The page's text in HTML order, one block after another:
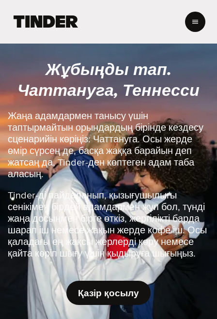
e
r
o
m
e
Жұбыңды тап.
Чаттануга, Теннесси
Жаңа адамдармен танысу үшін
таптырмайтын орындардың бірінде кездесу
сценарийін көріңіз: Чаттануга. Осы жерде
өмір сүрсең де, басқа жаққа барайын деп
жатсаң да, Tinder-ден көптеген адам таба
аласың.
Tinder-ді пайдаланып, қызығушылығы
сенікімен бірдей адамдармен жұп бол, түнді
жаңа досыңмен бірге өткіз, жергілікті барда
шарап іш немесе жақын жерде кофе іш. Осы
қаладағы ең жақсы жерлерді көру немесе
қайта көріп шығу үшін қыдыруға шығыңыз.
Қазір қосылу